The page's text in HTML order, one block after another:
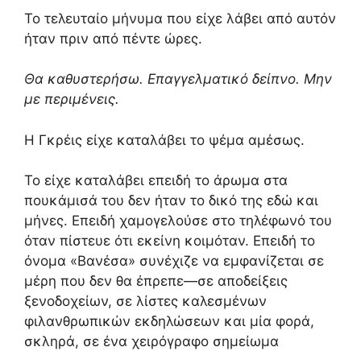
Το τελευταίο μήνυμα που είχε λάβει από αυτόν
ήταν πριν από πέντε ώρες.
Θα καθυστερήσω. Επαγγελματικό δείπνο. Μην
με περιμένεις.
Η Γκρέις είχε καταλάβει το ψέμα αμέσως.
Το είχε καταλάβει επειδή το άρωμα στα
πουκάμισά του δεν ήταν το δικό της εδώ και
μήνες. Επειδή χαμογελούσε στο τηλέφωνό του
όταν πίστευε ότι εκείνη κοιμόταν. Επειδή το
όνομα «Βανέσα» συνέχιζε να εμφανίζεται σε
μέρη που δεν θα έπρεπε—σε αποδείξεις
ξενοδοχείων, σε λίστες καλεσμένων
φιλανθρωπικών εκδηλώσεων και μία φορά,
σκληρά, σε ένα χειρόγραφο σημείωμα